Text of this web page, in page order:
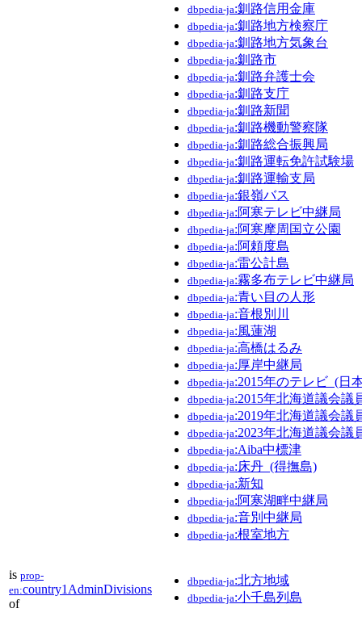
dbpedia-ja:釧路信用金庫
dbpedia-ja:釧路地方検察庁
dbpedia-ja:釧路地方気象台
dbpedia-ja:釧路市
dbpedia-ja:釧路弁護士会
dbpedia-ja:釧路支庁
dbpedia-ja:釧路新聞
dbpedia-ja:釧路機動警察隊
dbpedia-ja:釧路総合振興局
dbpedia-ja:釧路運転免許試験場
dbpedia-ja:釧路運輸支局
dbpedia-ja:銀嶺バス
dbpedia-ja:阿寒テレビ中継局
dbpedia-ja:阿寒摩周国立公園
dbpedia-ja:阿頼度島
dbpedia-ja:雷公計島
dbpedia-ja:霧多布テレビ中継局
dbpedia-ja:青い目の人形
dbpedia-ja:音根別川
dbpedia-ja:風蓮湖
dbpedia-ja:高橋はるみ
dbpedia-ja:厚岸中継局
dbpedia-ja:2015年のテレビ_(日
dbpedia-ja:2015年北海道議会議
dbpedia-ja:2019年北海道議会議
dbpedia-ja:2023年北海道議会議
dbpedia-ja:Aiba中標津
dbpedia-ja:床丹_(得撫島)
dbpedia-ja:新知
dbpedia-ja:阿寒湖畔中継局
dbpedia-ja:音別中継局
dbpedia-ja:根室地方
is prop-
en:country1AdminDivisions
of
dbpedia-ja:北方地域
dbpedia-ja:小千島列島